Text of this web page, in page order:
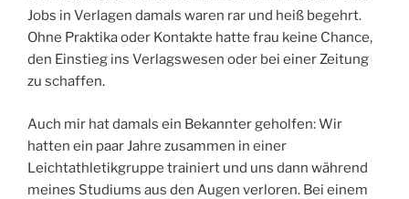
Jobs in Verlagen damals waren rar und heiß begehrt.
Ohne Praktika oder Kontakte hatte frau keine Chance,
den Einstieg ins Verlagswesen oder bei einer Zeitung
zu schaffen.
Auch mir hat damals ein Bekannter geholfen: Wir
hatten ein paar Jahre zusammen in einer
Leichtathletikgruppe trainiert und uns dann während
meines Studiums aus den Augen verloren. Bei einem